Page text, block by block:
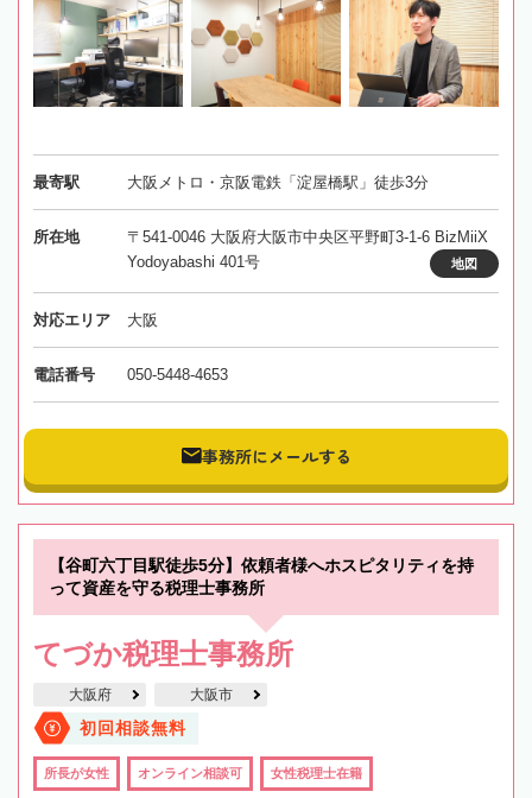
最寄駅 大阪メトロ・京阪電鉄「淀屋橋駅」徒歩3分
所在地
〒541-0046 大阪府大阪市中央区平野町3-1-6 BizMiiX
Yodoyabashi 401号
地図
対応エリア 大阪
電話番号 050-5448-4653
事務所にメールする
【谷町六丁目駅徒歩5分】依頼者様へホスピタリティを持
って資産を守る税理士事務所
てづか税理士事務所
大阪府 大阪市
初回相談無料
所長が女性 オンライン相談可 女性税理士在籍